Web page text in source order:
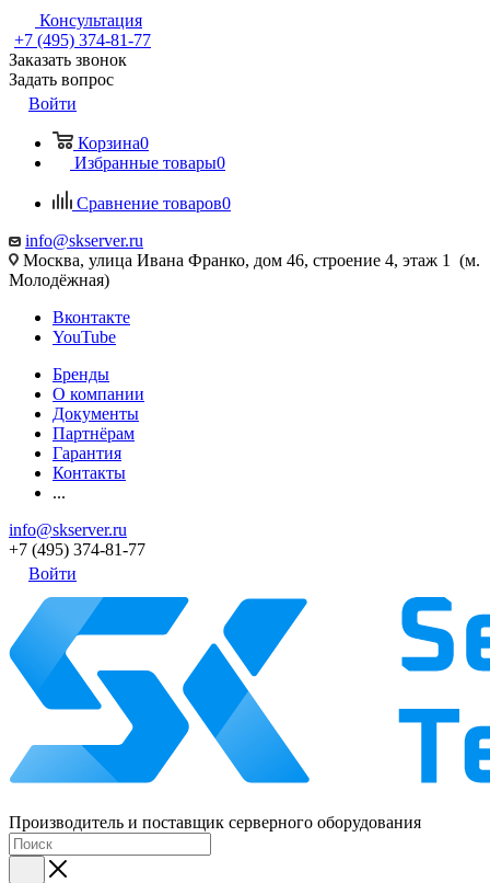
Консультация
+7 (495) 374-81-77
Заказать звонок
Задать вопрос
Войти
Корзина0
Избранные товары0
Сравнение товаров0
info@skserver.ru
Москва, улица Ивана Франко, дом 46, строение 4, этаж 1 (м.
Молодёжная)
Вконтакте
YouTube
Бренды
О компании
Документы
Партнёрам
Гарантия
Контакты
...
info@skserver.ru
+7 (495) 374-81-77
Войти
Производитель и поставщик серверного оборудования